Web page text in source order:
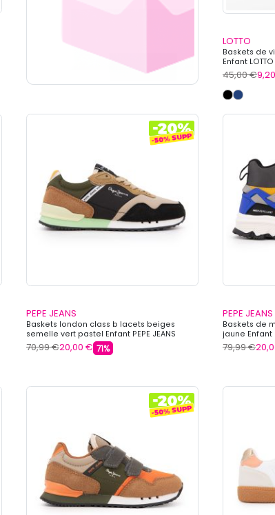
LOTTO
Baskets de
Enfant LOTTO
45,00 €
PEPE JEANS
Baskets london class b lacets beiges
semelle vert pastel Enfant PEPE JEANS
70,99 €20,00 € 71%
PEPE JEANS
Baskets de
jaune Enfant
79,99 €